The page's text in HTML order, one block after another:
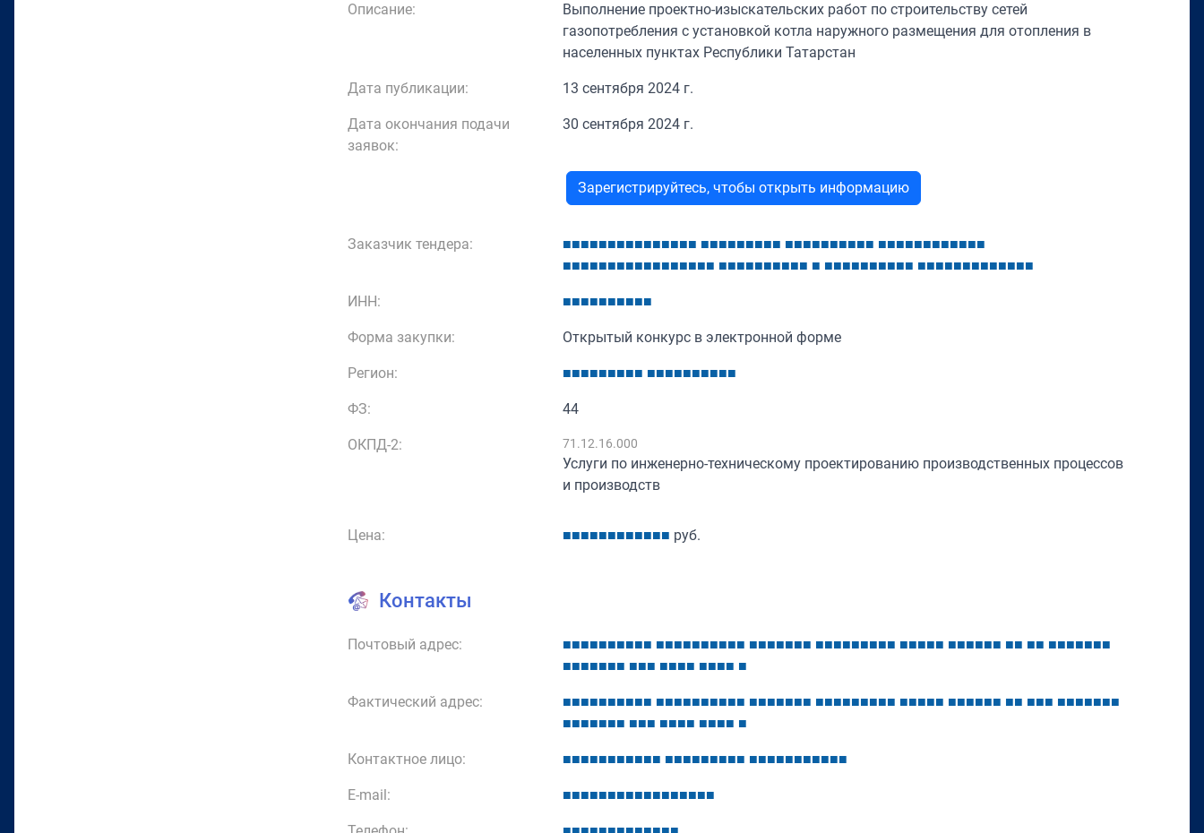
Описание:
Выполнение проектно-изыскательских работ по строительству сетей
газопотребления с установкой котла наружного размещения для отопления в
населенных пунктах Республики Татарстан
Дата публикации: 13 сентября 2024 г.
Дата окончания подачи
заявок:
30 сентября 2024 г.
Зарегистрируйтесь, чтобы открыть информацию
Заказчик тендера: ■■■■■■■■■■■■■■■ ■■■■■■■■■ ■■■■■■■■■■ ■■■■■■■■■■■■
■■■■■■■■■■■■■■■■■ ■■■■■■■■■■ ■ ■■■■■■■■■■ ■■■■■■■■■■■■■
ИНН: ■■■■■■■■■■
Форма закупки: Открытый конкурс в электронной форме
Регион: ■■■■■■■■■ ■■■■■■■■■■
ФЗ: 44
ОКПД-2: 71.12.16.000
Услуги по инженерно-техническому проектированию производственных процессов
и производств
Цена: ■■■■■■■■■■■■ руб.
Контакты
Почтовый адрес: ■■■■■■■■■■ ■■■■■■■■■■ ■■■■■■■ ■■■■■■■■■ ■■■■■ ■■■■■■ ■■ ■■ ■■■■■■■
■■■■■■■ ■■■ ■■■■ ■■■■ ■
Фактический адрес: ■■■■■■■■■■ ■■■■■■■■■■ ■■■■■■■ ■■■■■■■■■ ■■■■■ ■■■■■■ ■■ ■■■ ■■■■■■■
■■■■■■■ ■■■ ■■■■ ■■■■ ■
Контактное лицо: ■■■■■■■■■■■ ■■■■■■■■■ ■■■■■■■■■■■
E-mail: ■■■■■■■■■■■■■■■■■